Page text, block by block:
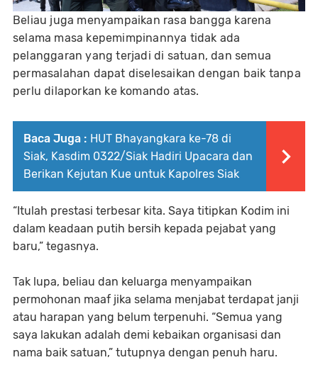
Beliau juga menyampaikan rasa bangga karena
selama masa kepemimpinannya tidak ada
pelanggaran yang terjadi di satuan, dan semua
permasalahan dapat diselesaikan dengan baik tanpa
perlu dilaporkan ke komando atas.
Baca Juga : HUT Bhayangkara ke-78 di
Siak, Kasdim 0322/Siak Hadiri Upacara dan
Berikan Kejutan Kue untuk Kapolres Siak
“Itulah prestasi terbesar kita. Saya titipkan Kodim ini
dalam keadaan putih bersih kepada pejabat yang
baru,” tegasnya.
Tak lupa, beliau dan keluarga menyampaikan
permohonan maaf jika selama menjabat terdapat janji
atau harapan yang belum terpenuhi. “Semua yang
saya lakukan adalah demi kebaikan organisasi dan
nama baik satuan,” tutupnya dengan penuh haru.